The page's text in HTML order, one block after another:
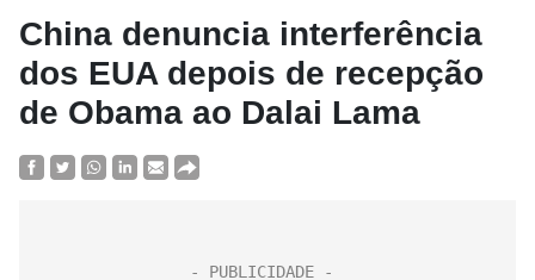
China denuncia interferência
dos EUA depois de recepção
de Obama ao Dalai Lama